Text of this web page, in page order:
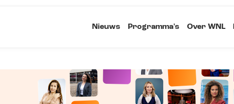
Nieuws Programma's Over WNL